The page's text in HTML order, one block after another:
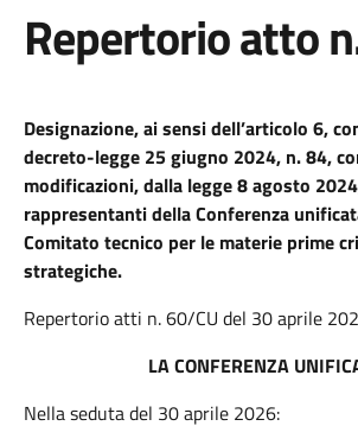
Repertorio atto
Designazione, ai sensi dell’articolo 6,
decreto-legge 25 giugno 2024, n. 84,
modificazioni, dalla legge 8 agosto
rappresentanti della Conferenza
Comitato tecnico per le materie prime
strategiche.
Repertorio atti n. 60/CU del 30 aprile
LA CONFERENZA
Nella seduta del 30 aprile 2026: